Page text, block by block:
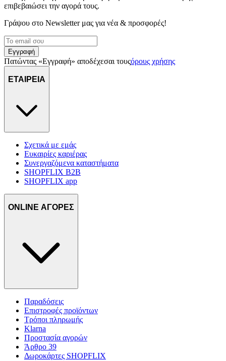
επιβεβαιώσει την αγορά τους.
Γράψου στο Νewsletter μας για νέα & προσφορές!
Εγγραφή
Πατώντας «Εγγραφή» αποδέχεσαι τουςόρους χρήσης
ΕΤΑΙΡΕΙΑ
Σχετικά με εμάς
Ευκαιρίες καριέρας
Συνεργαζόμενα καταστήματα
SHOPFLIX B2B
SHOPFLIX app
ONLINE ΑΓΟΡΕΣ
Παραδόσεις
Επιστροφές προϊόντων
Τρόποι πληρωμής
Klarna
Προστασία αγορών
Άρθρο 39
Δωροκάρτες SHOPFLIX